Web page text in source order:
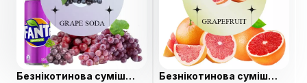
Безнікотинова суміш
Безнікотинова суміш